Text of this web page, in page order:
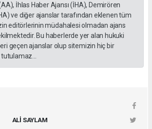
İhlas Haber Ajansı (İHA), Demirören
ve diğer ajanslar tarafından eklenen tüm
editörlerinin müdahalesi olmadan ajans
Bu haberlerde yer alan hukuki
geçen ajanslar olup sitemizin hiç bir
ALİ SAYLAM